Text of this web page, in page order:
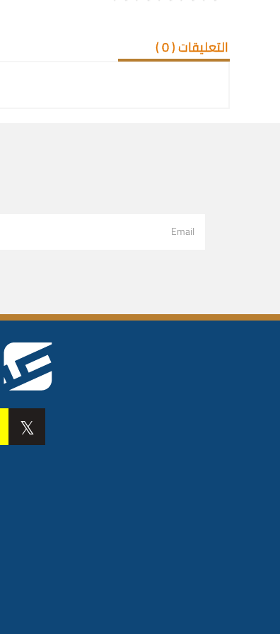
التعليقات (0
)